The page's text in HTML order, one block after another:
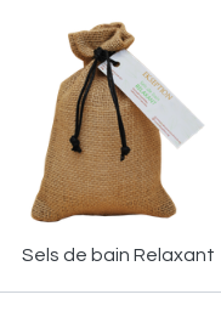
Sels de bain Relaxant